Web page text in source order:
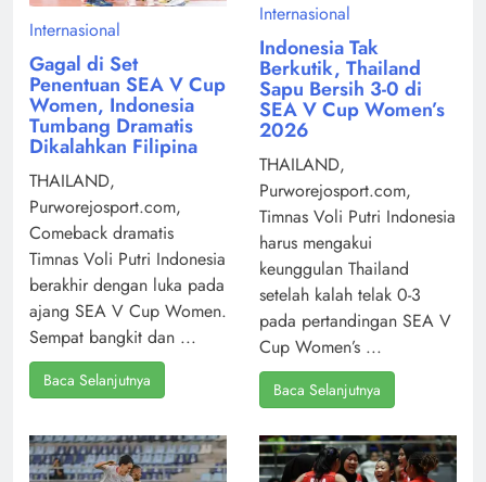
Internasional
Gagal di Set
Penentuan SEA V Cup
Women, Indonesia
Tumbang Dramatis
Dikalahkan Filipina
THAILAND,
Purworejosport.com,
Comeback dramatis
Timnas Voli Putri Indonesia
berakhir dengan luka pada
ajang SEA V Cup Women.
Sempat bangkit dan ...
Baca Selanjutnya
Internasional
Indonesia Tak
Berkutik, Thailand
Sapu Bersih 3-0 di
SEA V Cup Women’s
2026
THAILAND,
Purworejosport.com,
Timnas Voli Putri Indonesia
harus mengakui
keunggulan Thailand
setelah kalah telak 0-3
pada pertandingan SEA V
Cup Women’s ...
Baca Selanjutnya